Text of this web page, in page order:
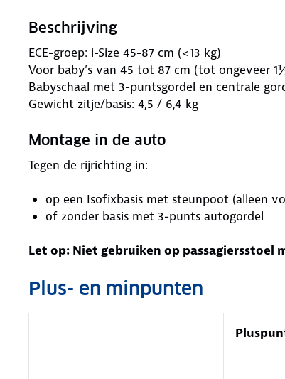
Beschrijving
ECE-groep: i-Size 45-87 cm (<13 kg)
Voor baby’s van 45 tot 87 cm (tot ongeveer
Babyschaal met 3-puntsgordel en centrale
Gewicht zitje/basis: 4,5 / 6,4 kg
Montage in de auto
Tegen de rijrichting in:
op een Isofixbasis met steunpoot (alleen
of zonder basis met 3-punts autogordel
Let op: Niet gebruiken op passagiersstoel
Plus- en minpunten